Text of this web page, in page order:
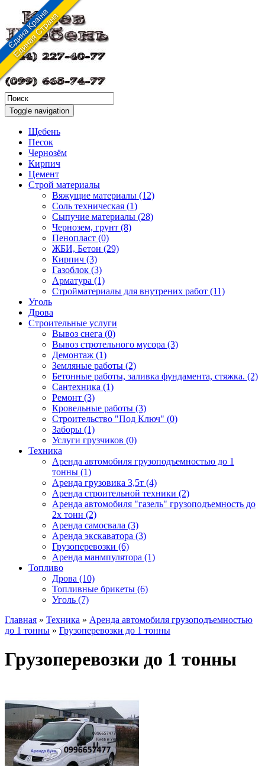
Toggle navigation
Щебень
Песок
Чернозём
Кирпич
Цемент
Строй материалы
Вяжущие материалы (12)
Соль техническая (1)
Сыпучие материалы (28)
Чернозем, грунт (8)
Пенопласт (0)
ЖБИ, Бетон (29)
Кирпич (3)
Газоблок (3)
Арматура (1)
Стройматериалы для внутрених работ (11)
Уголь
Дрова
Строительные услуги
Вывоз снега (0)
Вывоз стротельного мусора (3)
Демонтаж (1)
Земляные работы (2)
Бетонные работы, заливка фундамента, стяжка. (2)
Сантехника (1)
Ремонт (3)
Кровельные работы (3)
Строительство "Под Ключ" (0)
Заборы (1)
Услуги грузчиков (0)
Техника
Аренда автомобиля грузоподъемностью до 1
тонны (1)
Аренда грузовика 3,5т (4)
Аренда строительной техники (2)
Аренда автомобиля "газель" грузоподъемность до
2х тонн (2)
Аренда самосвала (3)
Аренда экскаватора (3)
Грузоперевозки (6)
Аренда манмпулятора (1)
Топливо
Дрова (10)
Топливные брикеты (6)
Уголь (7)
Главная » Техника » Аренда автомобиля грузоподъемностью
до 1 тонны » Грузоперевозки до 1 тонны
Грузоперевозки до 1 тонны